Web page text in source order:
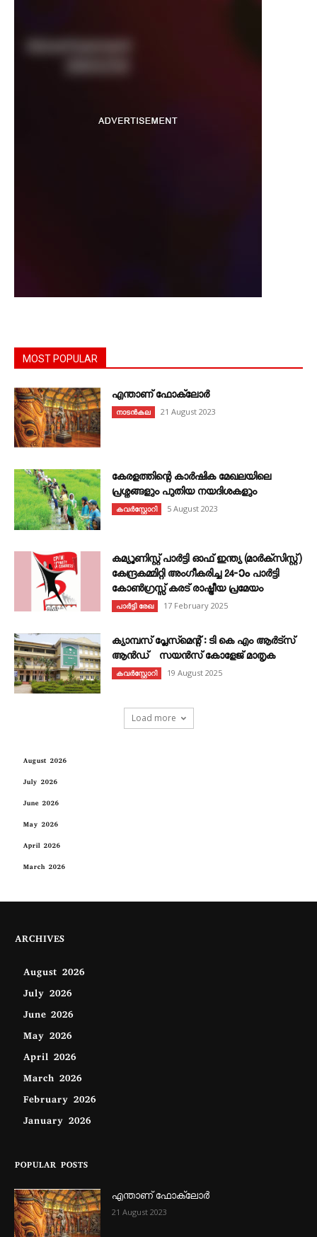
MOST POPULAR
എന്താണ്‌ ഫോക്‌ലോർ
നാടൻകല 21 August 2023
കേരളത്തിന്റെ കാർഷിക മേഖലയിലെ
പ്രശ്നങ്ങളും പുതിയ നയദിശകളും
കവര്‍സ്റ്റോറി 5 August 2023
കമ്യൂണിസ്റ്റ് പാർട്ടി ഓഫ് ഇന്ത്യ (മാർക്സിസ്റ്റ്)
കേന്ദ്രകമ്മിറ്റി അംഗീകരിച്ച 24‐ാം പാർട്ടി
കോൺഗ്രസ്സ് കരട് രാഷ്ട്രീയ പ്രമേയം
പാർട്ടി രേഖ 17 February 2025
ക്യാമ്പസ് പ്ലേസ്മെന്റ് : ടി കെ എം ആർട്സ്
ആൻഡ് സയൻസ് കോളേജ് മാതൃക
കവര്‍സ്റ്റോറി 19 August 2025
Load more
August 2026
July 2026
June 2026
May 2026
April 2026
March 2026
ARCHIVES
August 2026
July 2026
June 2026
May 2026
April 2026
March 2026
February 2026
January 2026
POPULAR POSTS
എന്താണ്‌ ഫോക്‌ലോർ
21 August 2023